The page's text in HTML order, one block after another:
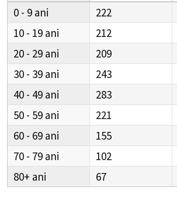
0 - 9 222
10 - 19
212
20 - 29
209
30 - 39
243
40 - 49
283
50 - 59
221
60 - 69
155
70 - 79
102
80+
67